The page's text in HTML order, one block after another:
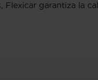
garantiza la